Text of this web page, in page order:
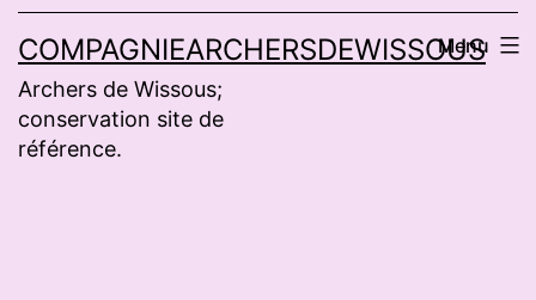
COMPAGNIEARCHERSDEWISSOUS
Archers de Wissous;
conservation site de
référence.
Menu